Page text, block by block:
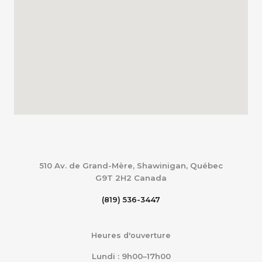
510 Av. de Grand-Mère, Shawinigan, Québec
G9T 2H2 Canada
(819) 536-3447
Heures d'ouverture
Lundi : 9h00–17h00